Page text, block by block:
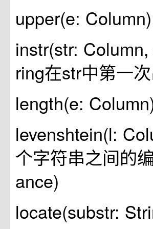
upper(e:
instr(str:
ring在str中第一
length(e:
levenshtein(l:
个字符串之间的
ance)
locate(substr: